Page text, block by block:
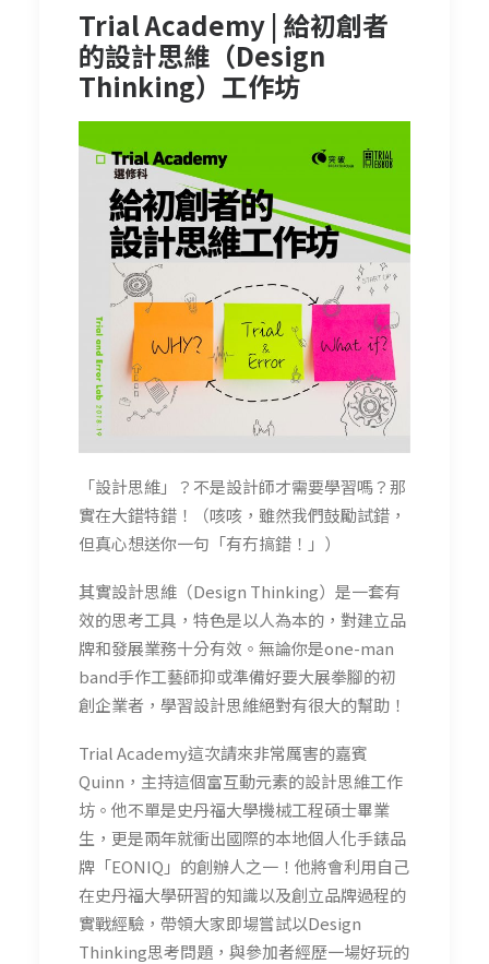
Trial Academy | 給初創者
的設計思維（Design
Thinking）工作坊
「設計思維」？不是設計師才需要學習嗎？那
實在大錯特錯！（咳咳，雖然我們鼓勵試錯，
但真心想送你一句「有冇搞錯！」）
其實設計思維（Design Thinking）是一套有
效的思考工具，特色是以人為本的，對建立品
牌和發展業務十分有效。無論你是one-man
band手作工藝師抑或準備好要大展拳腳的初
創企業者，學習設計思維絕對有很大的幫助！
Trial Academy這次請來非常厲害的嘉賓
Quinn，主持這個富互動元素的設計思維工作
坊。他不單是史丹福大學機械工程碩士畢業
生，更是兩年就衝出國際的本地個人化手錶品
牌「EONIQ」的創辦人之一！他將會利用自己
在史丹福大學研習的知識以及創立品牌過程的
實戰經驗，帶領大家即場嘗試以Design
Thinking思考問題，與參加者經歷一場好玩的